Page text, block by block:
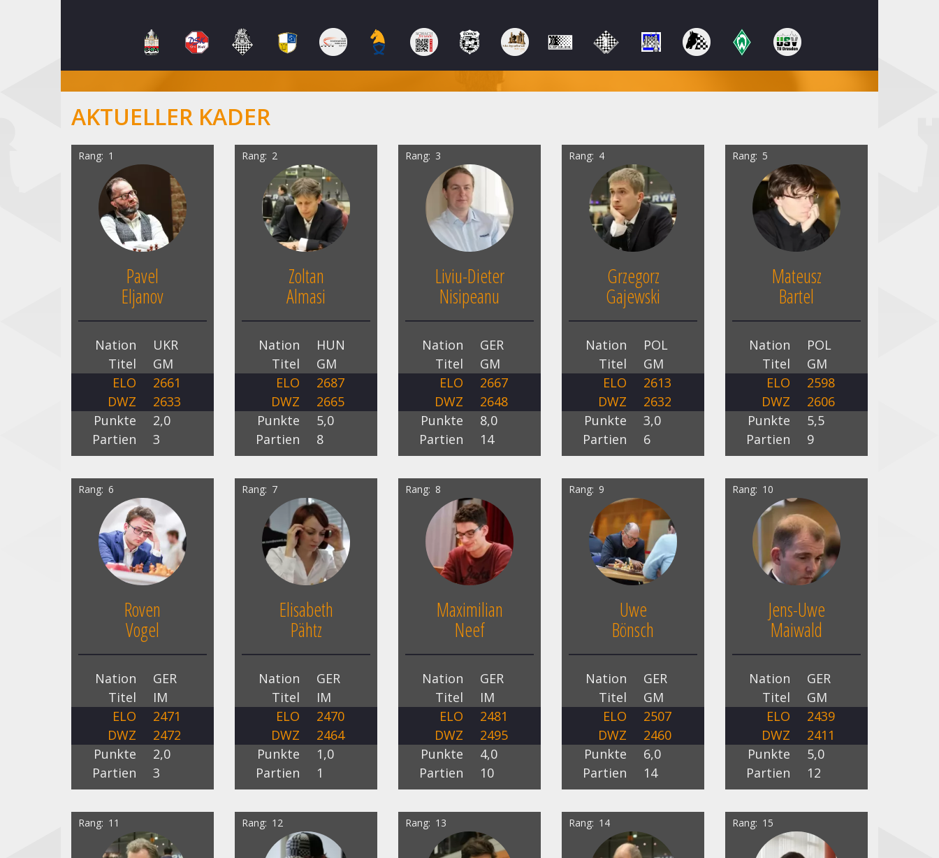
AKTUELLER KADER
Rang 1
Pavel
Eljanov
Nation
UKR
Titel
GM
ELO
2661
DWZ
2633
Punkte
2,0
Partien
3
Rang 2
Zoltan
Almasi
Nation
HUN
Titel
GM
ELO
2687
DWZ
2665
Punkte
5,0
Partien
8
Rang 3
Liviu-Dieter
Nisipeanu
Nation
GER
Titel
GM
ELO
2667
DWZ
2648
Punkte
8,0
Partien
14
Rang 4
Grzegorz
Gajewski
Nation
POL
Titel
GM
ELO
2613
DWZ
2632
Punkte
3,0
Partien
6
Rang 5
Mateusz
Bartel
Nation
POL
Titel
GM
ELO
2598
DWZ
2606
Punkte
5,5
Partien
9
Rang 6
Roven
Vogel
Nation
GER
Titel
IM
ELO
2471
DWZ
2472
Punkte
2,0
Partien
3
Rang 7
Elisabeth
Pähtz
Nation
GER
Titel
IM
ELO
2470
DWZ
2464
Punkte
1,0
Partien
1
Rang 8
Maximilian
Neef
Nation
GER
Titel
IM
ELO
2481
DWZ
2495
Punkte
4,0
Partien
10
Rang 9
Uwe
Bönsch
Nation
GER
Titel
GM
ELO
2507
DWZ
2460
Punkte
6,0
Partien
14
Rang 10
Jens-Uwe
Maiwald
Nation
GER
Titel
GM
ELO
2439
DWZ
2411
Punkte
5,0
Partien
12
Rang 11 Rang 12 Rang 13 Rang 14 Rang 15